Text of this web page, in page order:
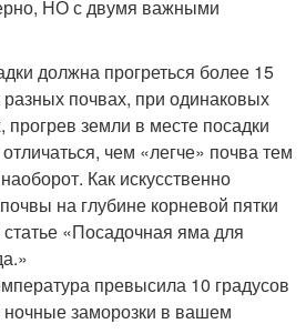
НО с двумя важными
должна прогреться более 15
почвах, при одинаковых
прогрев земли в месте посадки
чем «легче» почва тем
Как искусственно
на глубине корневой пятки
«Посадочная яма для
превысила 10 градусов
заморозки в вашем